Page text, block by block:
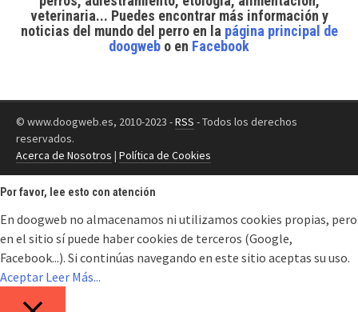
veterinaria... Puedes encontrar más información y
noticias del mundo del perroen la página principal de
doogweb o en Facebook
© www.doogweb.es, 2010-2023 -RSS - Todos los derechos
reservados.
Acerca de Nosotros | Política de Cookies
Por favor, lee esto con atención
En doogweb no almacenamos ni utilizamos cookies propias, pero
en el sitio sí puede haber cookies de terceros (Google,
Facebook...). Si continúas navegando en este sitio aceptas su uso.
Aceptar Leer Más...